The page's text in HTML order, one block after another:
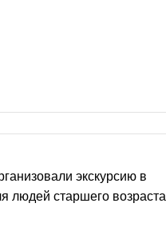
экскурсию в
людей старшего возраста